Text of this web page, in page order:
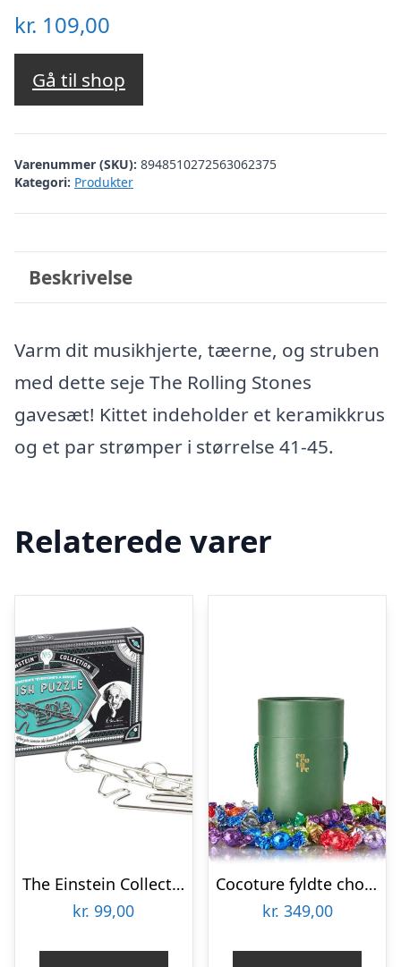
kr. 109,00
Gå til shop
Varenummer (SKU): 8948510272563062375
Kategori: Produkter
Beskrivelse
Varm dit musikhjerte, tæerne, og struben
med dette seje The Rolling Stones
gavesæt! Kittet indeholder et keramikkrus
og et par strømper i størrelse 41-45.
Relaterede varer
The Einstein Collection – Fish Puzzle
kr. 99,00
Cocoture fyldte chokoladekuger – 1kg
kr. 349,00